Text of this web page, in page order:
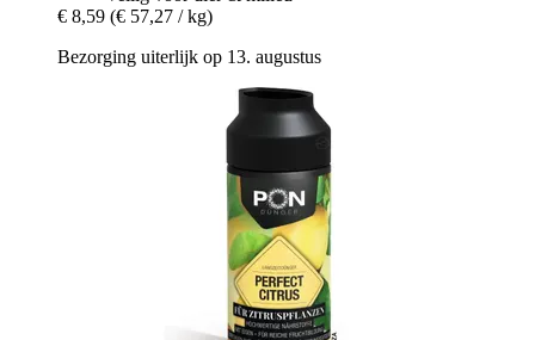
€ 8,59 (€ 57,27 / kg)
Bezorging uiterlijk op 13. augustus